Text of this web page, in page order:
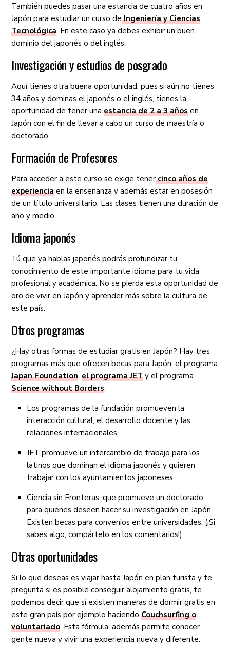
También puedes pasar una estancia de cuatro años en
Japón para estudiar un curso deIngeniería y Ciencias
Tecnológica. En este caso ya debes exhibir un buen
dominio del japonés o del inglés.
Investigación y estudios de posgrado
Aquí tienes otra buena oportunidad, pues si aún no tienes
34 años y dominas el japonés o el inglés, tienes la
oportunidad de tener unaestancia de 2 a 3 años en
Japón con el fin de llevar a cabo un curso de maestría o
doctorado.
Formación de Profesores
Para acceder a este curso se exige tenercinco años de
experiencia en la enseñanza y además estar en posesión
de un título universitario. Las clases tienen una duración de
año y medio,
Idioma japonés
Tú que ya hablas japonés podrás profundizar tu
conocimiento de este importante idioma para tu vida
profesional y académica. No se pierda esta oportunidad de
oro de vivir en Japón y aprender más sobre la cultura de
este país.
Otros programas
¿Hay otras formas de estudiar gratis en Japón? Hay tres
programas más que ofrecen becas para Japón: el programa
Japan Foundation,el programa JET y el programa
Science without Borders.
Los programas de la fundación promueven la
interacción cultural, el desarrollo docente y las
relaciones internacionales.
JET promueve un intercambio de trabajo para los
latinos que dominan el idioma japonés y quieren
trabajar con los ayuntamientos japoneses.
Ciencia sin Fronteras, que promueve un doctorado
para quienes deseen hacer su investigación en Japón.
Existen becas para convenios entre universidades. (¡Si
sabes algo, compártelo en los comentarios!).
Otras oportunidades
Si lo que deseas es viajar hasta Japón en plan turista y te
pregunta si es posible conseguir alojamiento gratis, te
podemos decir que sí existen maneras de dormir gratis en
este gran país por ejemplo haciendoCouchsurfing o
voluntariado. Esta fórmula, además permite conocer
gente nueva y vivir una experiencia nueva y diferente.